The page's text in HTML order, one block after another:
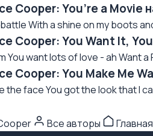
Cooper: You’re a Movie
With a shine on my boots
Cooper: You Want It,
You want lots of love - ah Want a
Cooper: You Make Me
the face You got the look that I
Все авторы Главная